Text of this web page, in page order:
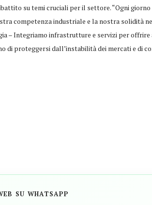
su temi cruciali per il settore. “Ogni
competenza industriale e la nostra solidità
– Integriamo infrastrutture e servizi per
di proteggersi dall’instabilità dei mercati e di
SU WHATSAPP